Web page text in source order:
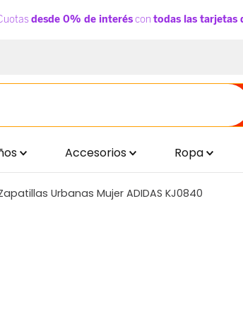
Accesorios Ropa
Urbanas Mujer ADIDAS KJ0840